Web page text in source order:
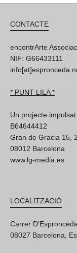
CONTACTE
encontrArte
NIF: G66433111
* PUNT LILA *
Un projecte
B64644412
Gran de Gracia 15,
08012 Barcelona
www.lg-media.es
LOCALITZACIÓ
Carrer
08027 Barcelona,